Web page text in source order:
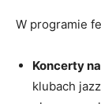
W⁤ programie
Koncerty
klubach